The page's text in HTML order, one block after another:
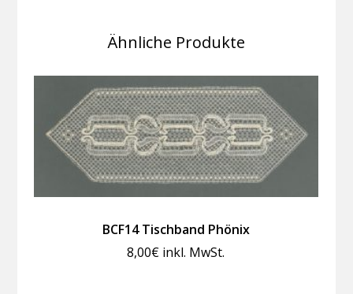
Ähnliche Produkte
BCF14 Tischband Phönix
8,00€ inkl. MwSt.